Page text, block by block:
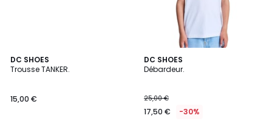
DC SHOES
Trousse TANKER.
15,00 €
3
Couleurs
DC SHOES
Débardeur.
25,00 €
17,50 € -30%